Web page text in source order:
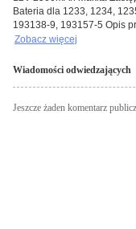
Bateria dla 1233, 1234,
193138-9, 193157-5 Opis
Zobacz więcej
Wiadomości odwiedzających
Jeszcze żaden komentarz